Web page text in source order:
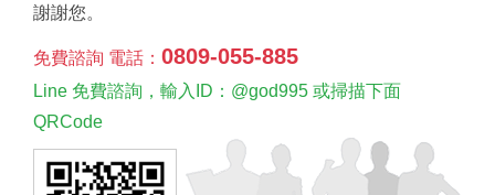
謝謝您。
免費諮詢 電話： 0809-055-885
Line 免費諮詢，輸入ID：@god995 或掃描下面
QRCode